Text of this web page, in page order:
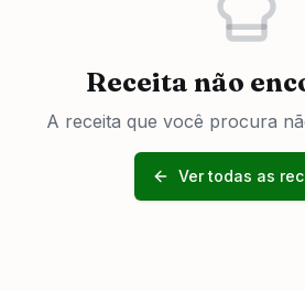
Receita não
A receita que você procura
Ver todas as